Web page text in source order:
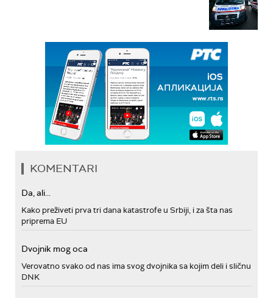
KOMENTARI
Da, ali...
Kako preživeti prva tri dana katastrofe u Srbiji, i za šta nas
priprema EU
Dvojnik mog oca
Verovatno svako od nas ima svog dvojnika sa kojim deli i sličnu
DNK